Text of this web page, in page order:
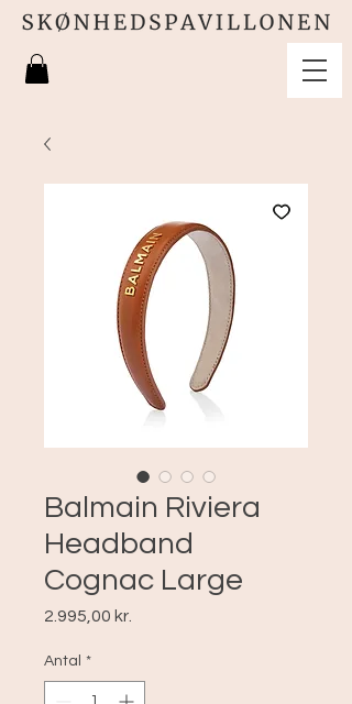
Balmain Riviera
Headband
Cognac Large
2.995,00 kr.
Antal *